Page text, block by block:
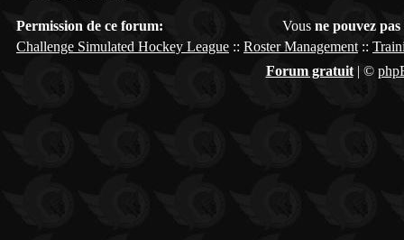
Permission de ce forum: Vous ne pouvez pas
Challenge Simulated Hockey League :: Roster Management ::
Forum gratuit| ©